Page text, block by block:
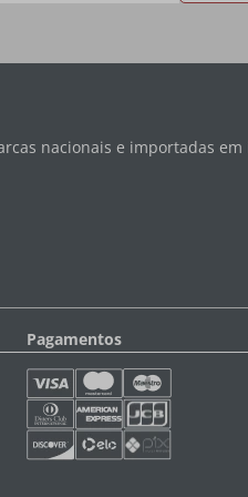
nacionais e importadas
Pagamentos